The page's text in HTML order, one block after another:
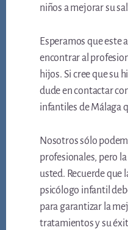
niños a mejorar su
Esperamos que este
encontrar al
hijos. Si cree que su
dude en contactar
infantiles de Málaga
Nosotros sólo
profesionales, pero
usted. Recuerde que
psicólogo infantil
para garantizar la
tratamientos y su